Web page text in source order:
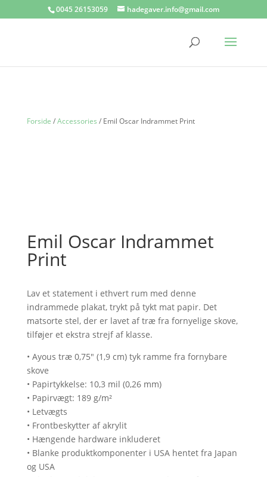
0045 26153059 hadegaver.info@gmail.com
Forside /Accessories / Emil Oscar Indrammet Print
Emil Oscar Indrammet
Print
Lav et statement i ethvert rum med denne
indrammede plakat, trykt på tykt mat papir. Det
matsorte stel, der er lavet af træ fra fornyelige skove,
tilføjer et ekstra strejf af klasse.
• Ayous træ 0,75″ (1,9 cm) tyk ramme fra fornybare
skove
• Papirtykkelse: 10,3 mil (0,26 mm)
• Papirvægt: 189 g/m²
• Letvægts
• Frontbeskytter af akrylit
• Hængende hardware inkluderet
• Blanke produktkomponenter i USA hentet fra Japan
og USA